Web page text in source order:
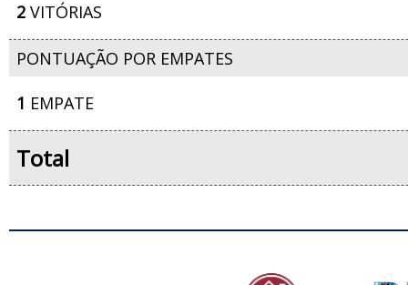
2 VITÓRIAS
PONTUAÇÃO POR EMPATES
1 EMPATE
Total